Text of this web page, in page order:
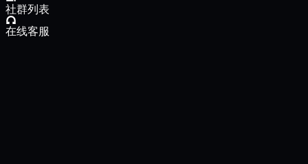
社群列表
在线客服